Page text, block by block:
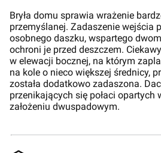
Bryła domu sprawia wrażenie
przemyślanej. Zadaszenie wejścia
osobnego daszku, wspartego
ochroni je przed deszczem.
w elewacji bocznej, na którym
na kole o nieco większej średnicy,
została dodatkowo zadaszona.
przenikających się połaci opartych
założeniu dwuspadowym.